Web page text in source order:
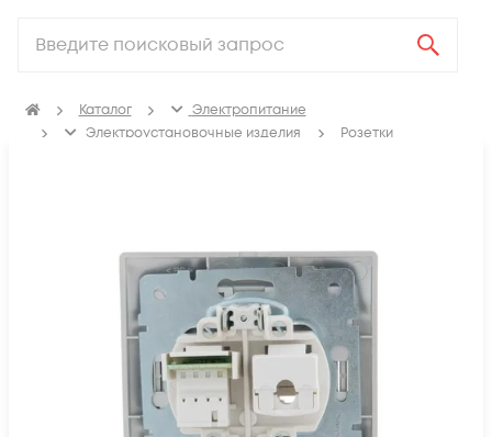
Каталог
Электропитание
Электроустановочные изделия
Розетки